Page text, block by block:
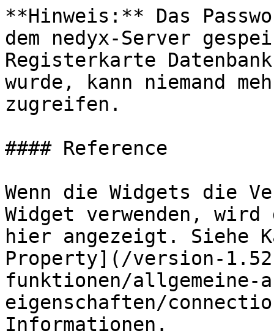
**Hinweis:** Das
dem nedyx-Server
Registerkarte
wurde, kann niemand
zugreifen.
#### Reference
Wenn die Widgets die
Widget verwenden, wird
hier angezeigt. Siehe
Property](/version-
funktionen/allgemeine-
eigenschaften/
Informationen.